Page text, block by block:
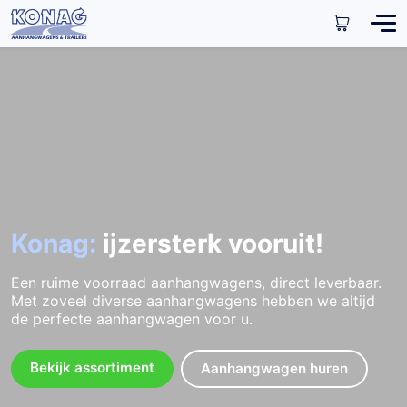
Konag: ijzersterk vooruit!
Een ruime voorraad aanhangwagens, direct leverbaar.
Met zoveel diverse aanhangwagens hebben we altijd
de perfecte aanhangwagen voor u.
Bekijk assortiment Aanhangwagen huren